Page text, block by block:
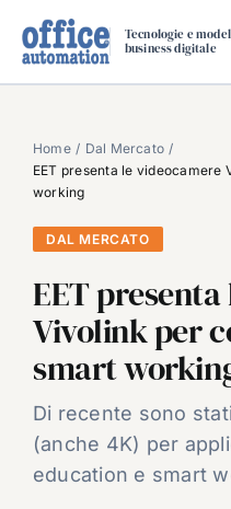
Tecnologie e
business digitale
SPECIAL PAPER
TAVOLE ROTONDE DI
DAL MERCATO
VIDEO
EVENTI
CHI SIAMO
Home
Dal Mercato
EET presenta le
working
DAL MERCATO
EET
Vivolink per
smart
Di recente sono
(anche 4K) per
education e smart